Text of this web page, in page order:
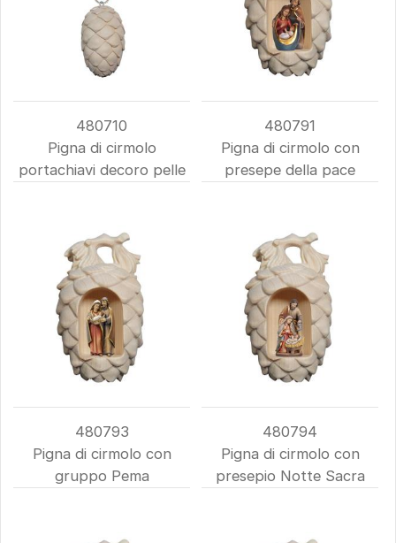
480710
Pigna di cirmolo
portachiavi decoro pelle
480791
Pigna di cirmolo con
presepe della pace
480793
Pigna di cirmolo con
gruppo Pema
480794
Pigna di cirmolo con
presepio Notte Sacra